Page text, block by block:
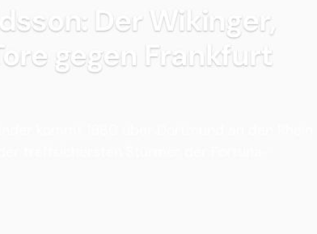
Der Wikinger,
gegen Frankfurt